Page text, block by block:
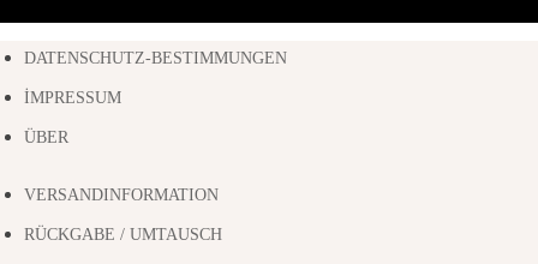
DATENSCHUTZ-BESTIMMUNGEN
İMPRESSUM
ÜBER
VERSANDINFORMATION
RÜCKGABE / UMTAUSCH